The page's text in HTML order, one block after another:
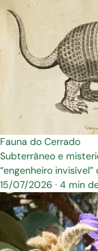
Fauna do Cerrado
Subterrâneo e
“engenheiro
15/07/2026 · 4 min